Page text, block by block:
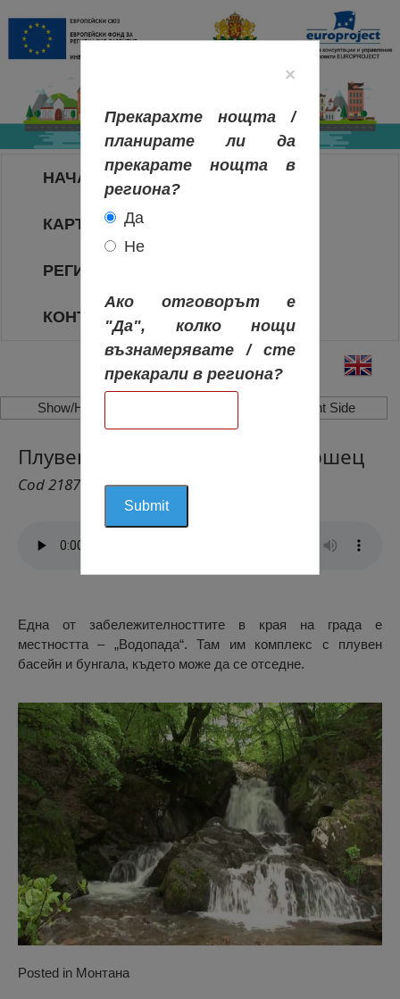
НАЧАЛО
КАРТА НА РЕГИОНИТЕ
РЕГИОНИ
КОНТАКТИ
Show/Hide Left Side Show/Hide Right Side
Плувен Басайн „Водопад“, Вършец
Cod 2187
Една от забележителносттите в края на града е
местността – „Водопада“. Там им комплекс с плувен
басейн и бунгала, където може да се отседне.
×
Прекарахте нощта /
планирате ли да
прекарате нощта в
региона?
Да
Не
Ако отговорът е
"Да", колко нощи
възнамерявате / сте
прекарали в региона?
Posted in Монтана